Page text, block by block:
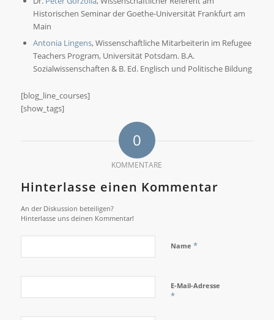
Historischen Seminar der Goethe-Universität Frankfurt am
Main
Antonia Lingens, Wissenschaftliche Mitarbeiterin im Refugee
Teachers Program, Universität Potsdam. B.A.
Sozialwissenschaften & B. Ed. Englisch und Politische Bildung
[blog_line_courses]
[show_tags]
0
KOMMENTARE
Hinterlasse einen Kommentar
An der Diskussion beteiligen?
Hinterlasse uns deinen Kommentar!
Name *
E-Mail-Adresse
*